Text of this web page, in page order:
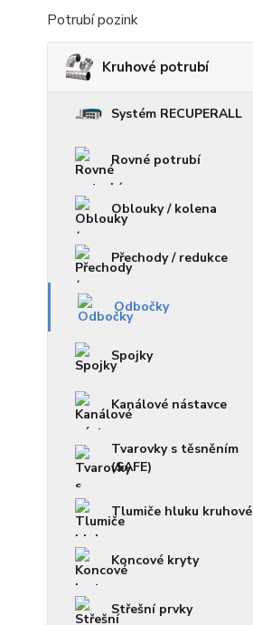
Potrubí pozink
Kruhové potrubí
Systém RECUPERALL
Rovné potrubí
Oblouky / kolena
Přechody / redukce
Odbočky
Spojky
Kanálové nástavce
Tvarovky s těsněním
(SAFE)
Tlumiče hluku kruhové
Koncové kryty
Střešní prvky